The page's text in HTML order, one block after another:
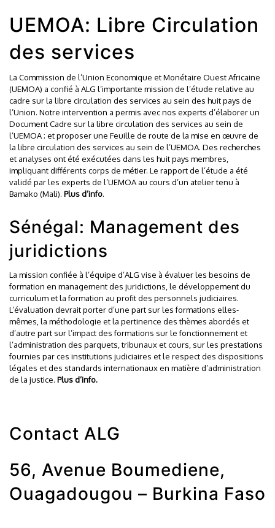
UEMOA: Libre Circulation
des services
La Commission de l’Union Economique et Monétaire Ouest Africaine
(UEMOA) a confié à ALG l’importante mission de l’étude relative au
cadre sur la libre circulation des services au sein des huit pays de
l’Union. Notre intervention a permis avec nos experts d’élaborer un
Document Cadre sur la libre circulation des services au sein de
l’UEMOA ; et proposer une Feuille de route de la mise en œuvre de
la libre circulation des services au sein de l’UEMOA. Des recherches
et analyses ont été exécutées dans les huit pays membres,
impliquant différents corps de métier. Le rapport de l’étude a été
validé par les experts de l’UEMOA au cours d’un atelier tenu à
Bamako (Mali). Plus d’info.
Sénégal: Management des
juridictions
La mission confiée à l’équipe d’ALG vise à évaluer les besoins de
formation en management des juridictions, le développement du
curriculum et la formation au profit des personnels judiciaires.
L’évaluation devrait porter d’une part sur les formations elles-
mêmes, la méthodologie et la pertinence des thèmes abordés et
d’autre part sur l’impact des formations sur le fonctionnement et
l’administration des parquets, tribunaux et cours, sur les prestations
fournies par ces institutions judiciaires et le respect des dispositions
légales et des standards internationaux en matière d’administration
de la justice. Plus d’info.
Contact ALG
56, Avenue Boumediene,
Ouagadougou – Burkina Faso